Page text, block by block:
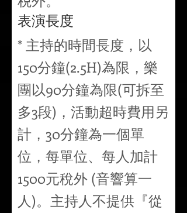
表演長度
* 主持的時間長度，以
150分鐘(2.5H)為限，樂
團以90分鐘為限(可拆至
多3段)，活動超時費用另
計，30分鐘為一個單
位，每單位、每人加計
1500元稅外 (音響算一
人)。主持人不提供『從